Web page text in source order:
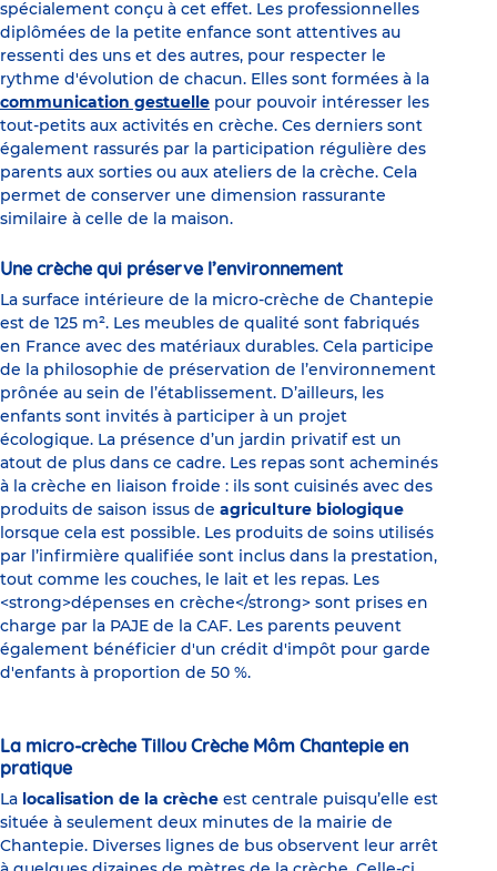
spécialement conçu à cet effet. Les professionnelles
diplômées de la petite enfance sont attentives au
ressenti des uns et des autres, pour respecter le
rythme d'évolution de chacun. Elles sont formées à la
communication gestuelle pour pouvoir intéresser les
tout-petits aux activités en crèche. Ces derniers sont
également rassurés par la participation régulière des
parents aux sorties ou aux ateliers de la crèche. Cela
permet de conserver une dimension rassurante
similaire à celle de la maison.
Une crèche qui préserve l’environnement
La surface intérieure de la micro-crèche de Chantepie
est de 125 m². Les meubles de qualité sont fabriqués
en France avec des matériaux durables. Cela participe
de la philosophie de préservation de l’environnement
prônée au sein de l’établissement. D’ailleurs, les
enfants sont invités à participer à un projet
écologique. La présence d’un jardin privatif est un
atout de plus dans ce cadre. Les repas sont acheminés
à la crèche en liaison froide : ils sont cuisinés avec des
produits de saison issus de agriculture biologique
lorsque cela est possible. Les produits de soins utilisés
par l’infirmière qualifiée sont inclus dans la prestation,
tout comme les couches, le lait et les repas. Les
<strong>dépenses en crèche</strong> sont prises en
charge par la PAJE de la CAF. Les parents peuvent
également bénéficier d'un crédit d'impôt pour garde
d'enfants à proportion de 50 %.
La micro-crèche Tillou Crèche Môm Chantepie en
pratique
La localisation de la crèche est centrale puisqu’elle est
située à seulement deux minutes de la mairie de
Chantepie. Diverses lignes de bus observent leur arrêt